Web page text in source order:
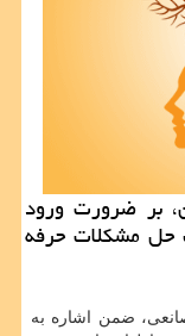
بر ضرورت ورود
حل مشكلات حرفه
ضمن اشاره به